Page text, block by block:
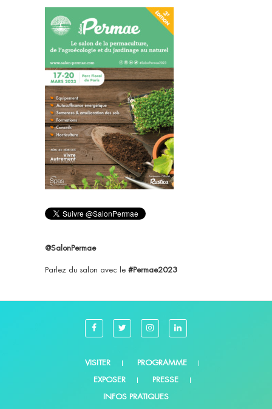
@SalonPermae
Parlez du salon avec le #Permae2023
VISITER PROGRAMME
EXPOSER PRESSE
INFOS PRATIQUES